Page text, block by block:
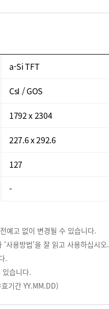
a-Si TFT
CsI / GOS
1792 x 2304
227.6 x 292.6
127
-
예고 없이 변경될 수 있습니다.
사용방법'을 잘 읽고 사용하십시오.
.
습니다.
기간 YY.MM.DD)